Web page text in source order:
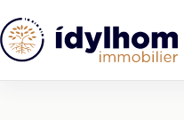
au
contenu